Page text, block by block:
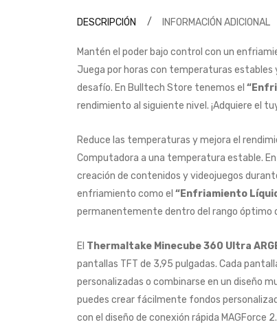
DESCRIPCIÓN INFORMACIÓN ADICIONAL
Mantén el poder bajo control con un
Juega por horas con temperaturas
desafío. En Bulltech Store tenemos el
rendimiento al siguiente nivel. ¡Adquiere el
Reduce las temperaturas y mejora el
Computadora a una temperatura estable.
creación de contenidos y videojuegos
enfriamiento como el “Enfriamiento
permanentemente dentro del rango
El Thermaltake Minecube 360 Ultra
pantallas TFT de 3,95 pulgadas. Cada
personalizadas o combinarse en un diseño
puedes crear fácilmente fondos
con el diseño de conexión rápida MAGForce